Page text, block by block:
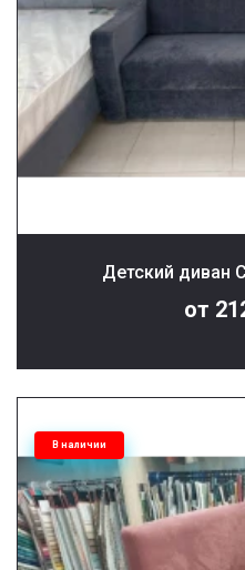
Детский диван
от
В наличии